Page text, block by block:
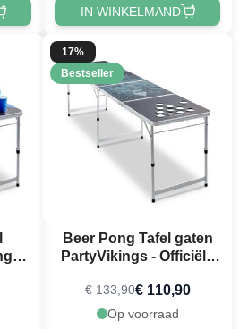
IN WINKELMAND
-
17%
Bestseller
Beer Pong Tafel gaten
PartyVikings - Officiële
€ 133,90€ 110,90
Op voorraad